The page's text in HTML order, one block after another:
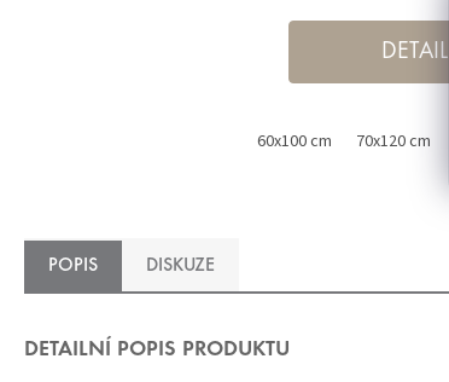
DETAIL
60x100 cm 70x120 cm
POPIS DISKUZE
DETAILNÍ POPIS PRODUKTU